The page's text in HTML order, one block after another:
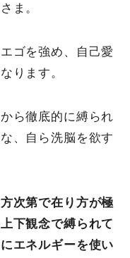
ま。
ゴを強め、自己愛
ります。
ら徹底的に縛られ
、自ら洗脳を欲す
次第で在り方が極
下観念で縛られて
エネルギーを使い